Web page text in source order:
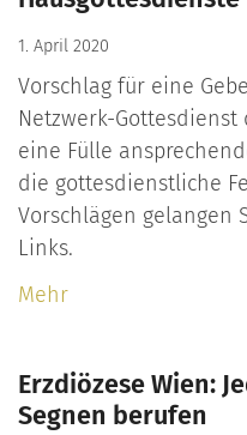
1. April 2020
Vorschlag für eine
Netzwerk-
eine Fülle
die gottesdienstliche
Vorschlägen gelangen
Links.
Mehr
Erzdiözese Wien:
Segnen berufen